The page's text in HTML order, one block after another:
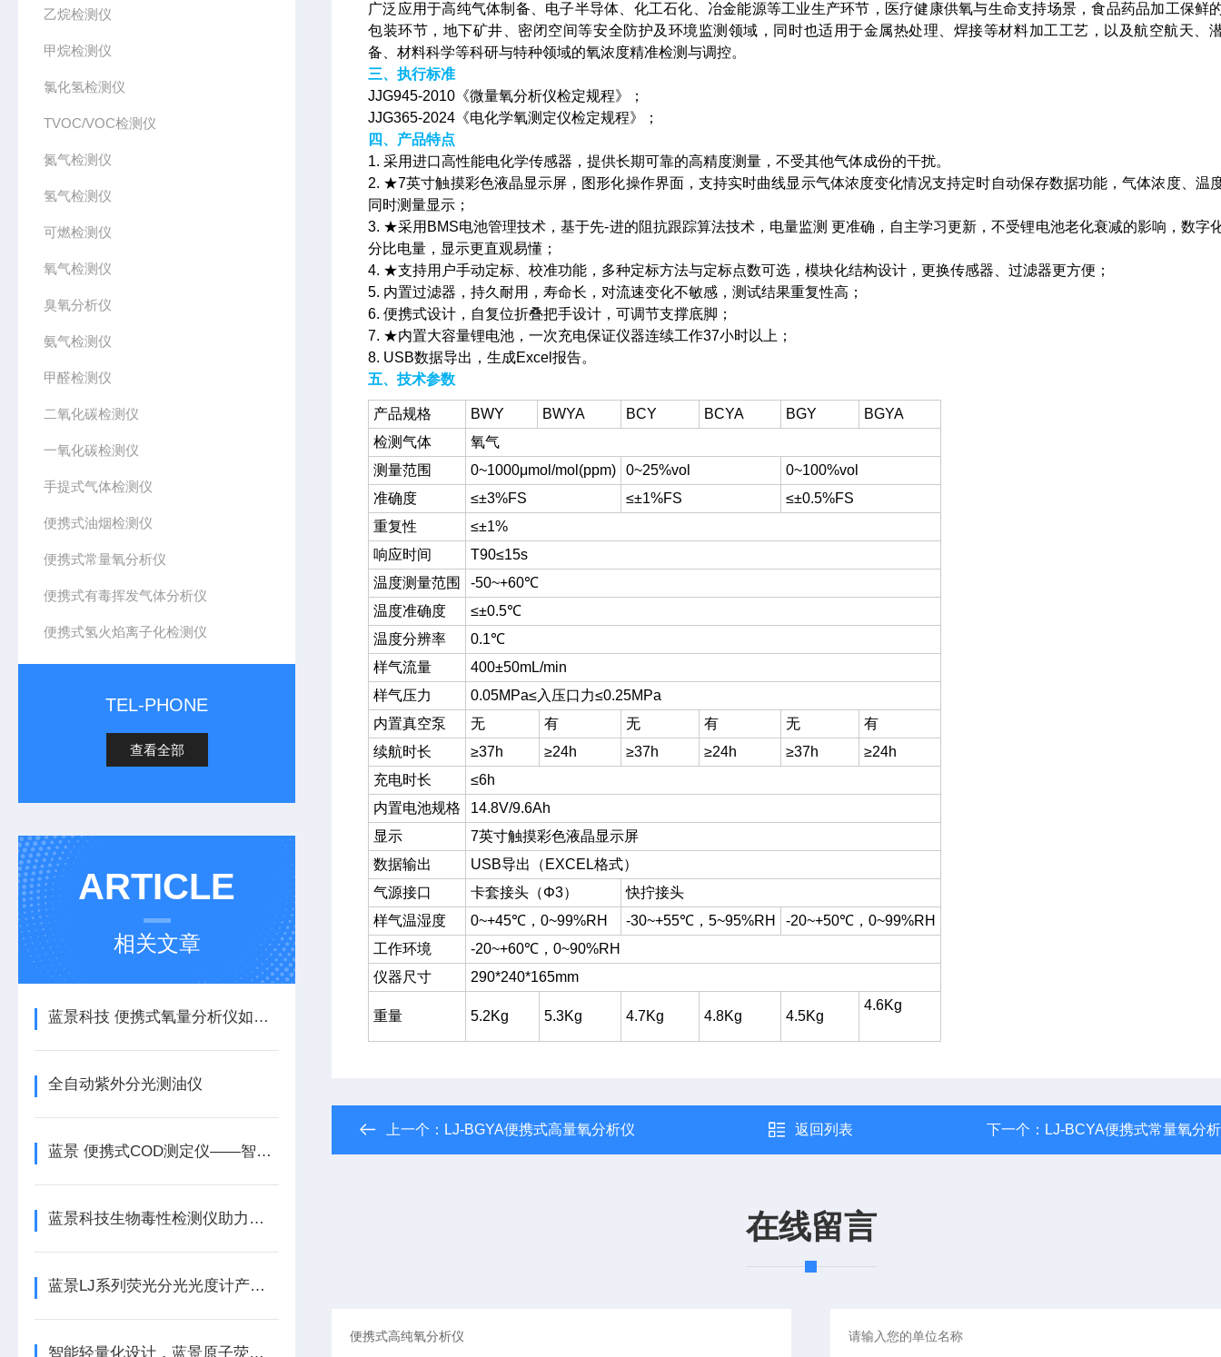
乙烷检测仪
甲烷检测仪
氯化氢检测仪
TVOC/VOC检测仪
氮气检测仪
氢气检测仪
可燃检测仪
氧气检测仪
臭氧分析仪
氨气检测仪
甲醛检测仪
二氧化碳检测仪
一氧化碳检测仪
手提式气体检测仪
便携式油烟检测仪
便携式常量氧分析仪
便携式有毒挥发气体分析仪
便携式氢火焰离子化检测仪
TEL-PHONE
查看全部
ARTICLE
相关文章
蓝景科技 便携式氧量分析仪如何实现检测数据可追溯？自动存储与管理价值
全自动紫外分光测油仪
蓝景 便携式COD测定仪——智能化与便携性的结合
蓝景科技生物毒性检测仪助力企业实现排口毒性自检
蓝景LJ系列荧光分光光度计产品亮点与差异化优势
智能轻量化设计，蓝景原子荧光光度计适配多元检测场景
广泛应用于高纯气体制备、电子半导体、化工石化、冶金能源等工业生产环节，医疗健康供氧与生命支持场景，食品药品加工保鲜
包装环节，地下矿井、密闭空间等安全防护及环境监测领域，同时也适用于金属热处理、焊接等材料加工工艺，以及航空航天、
备、材料科学等科研与特种领域的氧浓度精准检测与调控。
三、执行标准
JJG945-2010《微量氧分析仪检定规程》；
JJG365-2024《电化学氧测定仪检定规程》；
四、产品特点
1. 采用进口高性能电化学传感器，提供长期可靠的高精度测量，不受其他气体成份的干扰。
2. ★7英寸触摸彩色液晶显示屏，图形化操作界面，支持实时曲线显示气体浓度变化情况支持定时自动保存数据功能，气体浓度、温
同时测量显示；
3. ★采用BMS电池管理技术，基于先-进的阻抗跟踪算法技术，电量监测 更准确，自主学习更新，不受锂电池老化衰减的影响，数字
分比电量，显示更直观易懂；
4. ★支持用户手动定标、校准功能，多种定标方法与定标点数可选，模块化结构设计，更换传感器、过滤器更方便；
5. 内置过滤器，持久耐用，寿命长，对流速变化不敏感，测试结果重复性高；
6. 便携式设计，自复位折叠把手设计，可调节支撑底脚；
7. ★内置大容量锂电池，一次充电保证仪器连续工作37小时以上；
8. USB数据导出，生成Excel报告。
五、技术参数
产品规格 BWY BWYA BCY BCYA BGY
BGYA
检测气体
氧气
测量范围
0~1000μmol/mol(ppm) 0~25%vol
0~100%vol
准确度
≤±3%FS ≤±1%FS
≤±0.5%FS
重复性
≤±1%
响应时间
T90≤15s
温度测量范围
-50~+60℃
温度准确度
≤±0.5℃
温度分辨率
0.1℃
样气流量
400±50mL/min
样气压力
0.05MPa≤入压口力≤0.25MPa
内置真空泵
无 有 无 有 无
有
续航时长
≥37h ≥24h ≥37h ≥24h ≥37h
≥24h
充电时长
≤6h
内置电池规格
14.8V/9.6Ah
显示
7英寸触摸彩色液晶显示屏
数据输出
USB导出（EXCEL格式）
气源接口
卡套接头（Φ3）
快拧接头
样气温湿度
0~+45℃，0~99%RH -30~+55℃，5~95%RH
-20~+50℃，0~99%RH
工作环境
-20~+60℃，0~90%RH
仪器尺寸
290*240*165mm
重量 5.2Kg 5.3Kg 4.7Kg 4.8Kg 4.5Kg
4.6Kg
上一个： LJ-BGYA便携式高量氧分析仪 返回列表 下一个： LJ-BCYA便携式常量氧分
在线留言